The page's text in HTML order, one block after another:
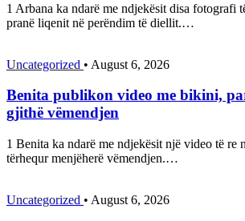
1 Arbana ka ndarë me ndjekësit disa fotografi
pranë liqenit në perëndim të diellit.…
Uncategorized • August 6, 2026
Benita publikon video me bikini,
gjithë vëmendjen
1 Benita ka ndarë me ndjekësit një video të re
tërhequr menjëherë vëmendjen.…
Uncategorized • August 6, 2026